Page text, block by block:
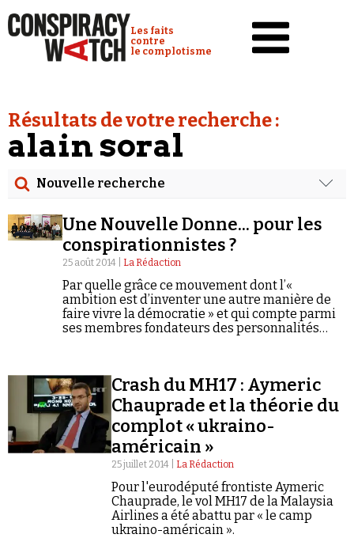
Conspiracy Watch :
Les faits
contre
le complotisme
Analyses
Conspipédia
Vidéos
Émissions
Revues de presse
Newsletter
Faire un don
Résultats de votre recherche :
alain soral
Nouvelle recherche
Date
Rechercher dans tous les contenus
Cibler votre recherche
Une Nouvelle Donne... pour les
conspirationnistes ?
25 août 2014 | La Rédaction
Par quelle grâce ce mouvement dont l’«
ambition est d’inventer une autre manière de
faire vivre la démocratie » et qui compte parmi
ses membres fondateurs des personnalités
Crash du MH17 : Aymeric
Chauprade et la théorie du
complot « ukraino-
américain »
25 juillet 2014 | La Rédaction
Pour l'eurodéputé frontiste Aymeric
Chauprade, le vol MH17 de la Malaysia
Airlines a été abattu par « le camp
ukraino-américain ».